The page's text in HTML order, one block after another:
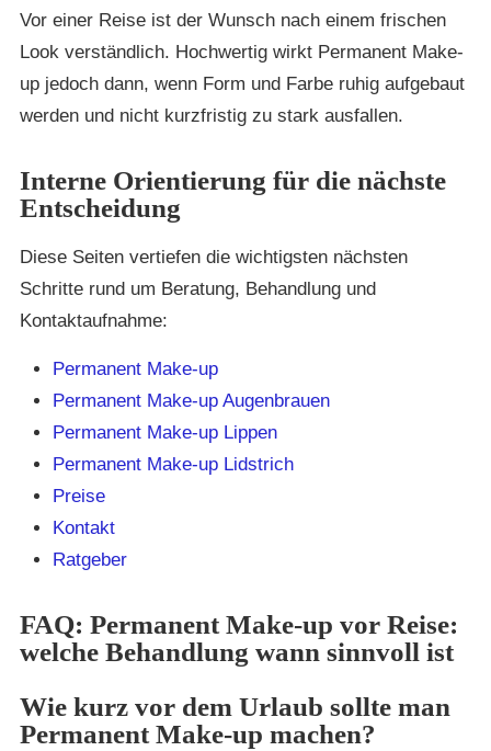
Vor einer Reise ist der Wunsch nach einem frischen
Look verständlich. Hochwertig wirkt Permanent Make-
up jedoch dann, wenn Form und Farbe ruhig aufgebaut
werden und nicht kurzfristig zu stark ausfallen.
Interne Orientierung für die nächste
Entscheidung
Diese Seiten vertiefen die wichtigsten nächsten
Schritte rund um Beratung, Behandlung und
Kontaktaufnahme:
Permanent Make-up
Permanent Make-up Augenbrauen
Permanent Make-up Lippen
Permanent Make-up Lidstrich
Preise
Kontakt
Ratgeber
FAQ: Permanent Make-up vor Reise:
welche Behandlung wann sinnvoll ist
Wie kurz vor dem Urlaub sollte man
Permanent Make-up machen?